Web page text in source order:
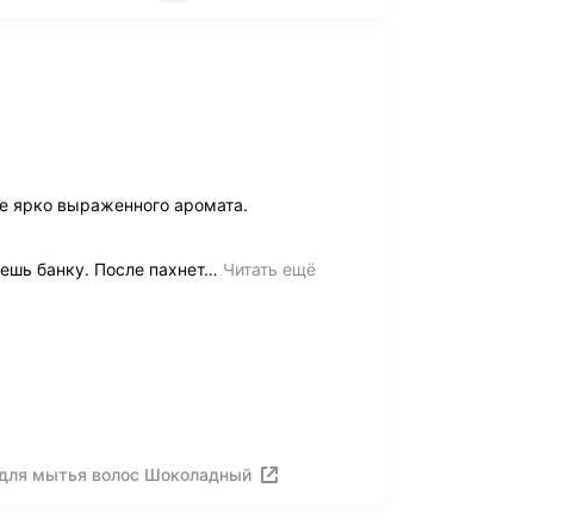
ярко выраженного аромата.
банку. После пахнет… Читать ещё
мытья волос Шоколадный